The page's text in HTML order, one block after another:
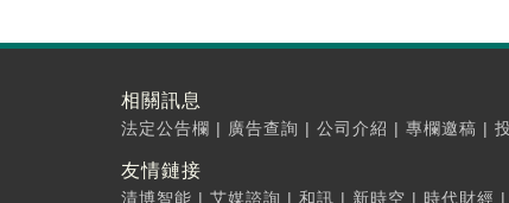
相關訊息
法定公告欄 | 廣告查詢 | 公司介紹 | 專欄邀稿 |
友情鏈接
清博智能 | 艾媒諮詢 | 和訊 | 新時空 | 時代財經 |